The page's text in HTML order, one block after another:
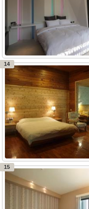
14
15